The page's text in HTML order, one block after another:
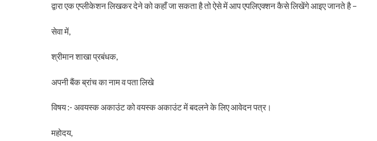
द्वारा एक एप्लीकेशन लिखकर देने को कहाँ जा सकता है तो ऐसे में आप एपलिएक्शन कैसे लिखेंगे आइए जानते है –
सेवा में,
श्रीमान शाखा प्रबंधक,
अपनी बैंक ब्रांच का नाम व पता लिखे
विषय :- अवयस्क अकाउंट को वयस्क अकाउंट में बदलने के लिए आवेदन पत्र।
महोदय,